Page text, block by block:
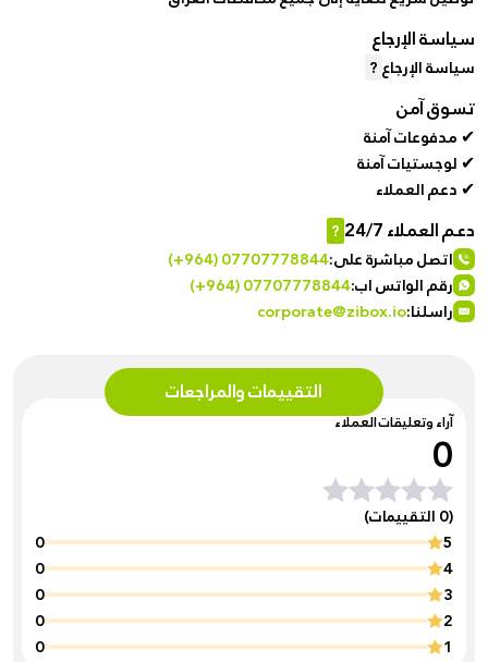
التقييمات والمراجعات
آراء وتعليقات العملاء
0
(0 التقييمات)
5
0
4
0
3
0
2
0
1
0
سياسة الإرجاع
سياسة الإرجاع?
تسوق آمن
✔ مدفوعات آمنة
✔ لوجستيات آمنة
✔ دعم العملاء
دعم العملاء 24/7
?
اتصل مباشرة على:(+964) 07707778844
رقم الواتس اب:(+964) 07707778844
راسلنا:corporate@zibox.io